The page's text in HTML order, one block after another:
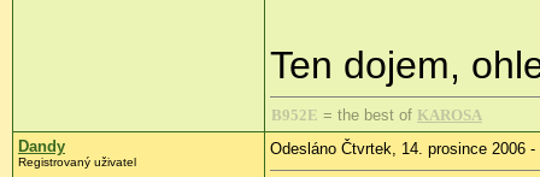
Ten dojem,
B952E = the best of KAROSA
Dandy
Registrovaný uživatel
Odesláno Čtvrtek, 14. prosince 2006 -